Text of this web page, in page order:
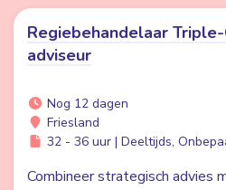
Regiebehandelaar
adviseur
Nog 12 dagen
Friesland
32 - 36 uur | Deeltijds,
Combineer strategisch advies